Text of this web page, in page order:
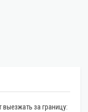
за границу: